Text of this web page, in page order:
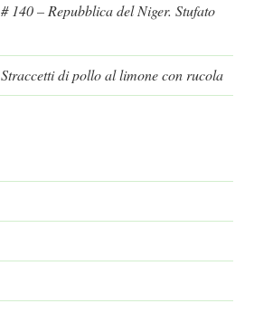
# 140 – Repubblica del Niger. Stufato
Straccetti di pollo al limone con rucola